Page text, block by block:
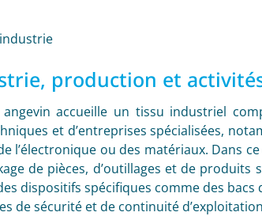
production et
accueille un tissu industriel
et d’entreprises spécialisées,
l’électronique ou des matériaux. Dans
de pièces, d’outillages et de produits
dispositifs spécifiques comme des
de sécurité et de continuité